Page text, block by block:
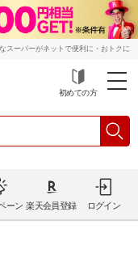
スーパーがネットで便利に・おトクに
初めての方
ーン 楽天会員登録 ログイン